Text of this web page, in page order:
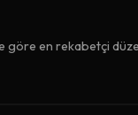
göre en rekabetçi